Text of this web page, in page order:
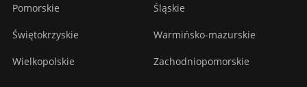
Pomorskie Śląskie
Świętokrzyskie Warmińsko-mazurskie
Wielkopolskie Zachodniopomorskie